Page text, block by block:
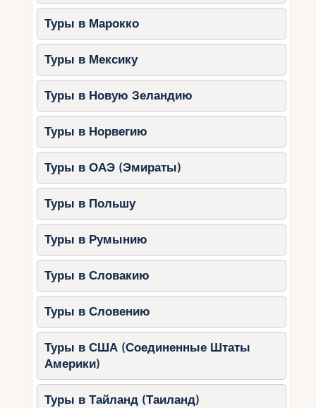
Туры в Марокко
Туры в Мексику
Туры в Новую Зеландию
Туры в Норвегию
Туры в ОАЭ (Эмираты)
Туры в Польшу
Туры в Румынию
Туры в Словакию
Туры в Словению
Туры в США (Соединенные Штаты
Америки)
Туры в Тайланд (Таиланд)